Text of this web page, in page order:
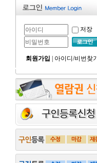
저장
회원가입 아이디/비번찾기